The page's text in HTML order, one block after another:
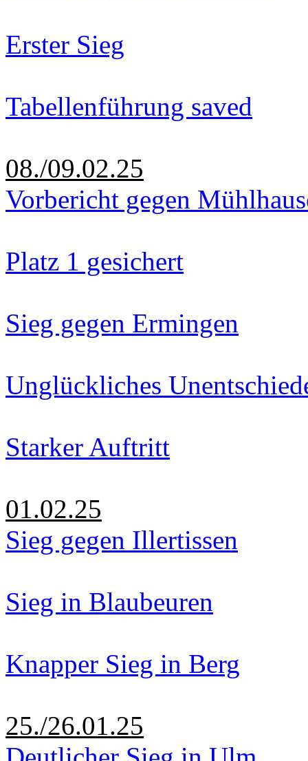
Erster Sieg
Tabellenführung saved
08./09.02.25
Vorbericht gegen
Platz 1 gesichert
Sieg gegen Ermingen
Unglückliches
Starker Auftritt
01.02.25
Sieg gegen Illertissen
Sieg in Blaubeuren
Knapper Sieg in Berg
25./26.01.25